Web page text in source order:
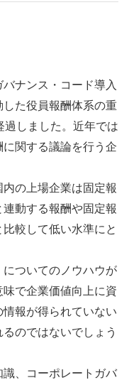
ナンス・コード導入
た役員報酬体系の重
過しました。近年では
関する議論を行う企
の上場企業は固定報
動する報酬や固定報
較して低い水準にと
ついてのノウハウが
で企業価値向上に資
報が得られていない
のではないでしょう
、コーポレートガバ